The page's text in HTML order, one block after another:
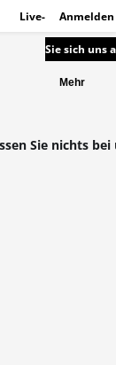
Live- Anmelden
Sie sich uns
Mehr
Sie nichts bei